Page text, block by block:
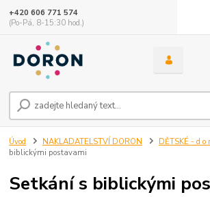
+420 606 771 574
(Po-Pá, 8-15:30 hod.)
Úvod NAKLADATELSTVÍ DORON DĚTSKÉ - d o
biblickými postavami
Setkání s biblickými